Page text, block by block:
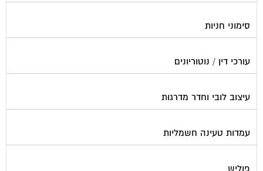
סימוני חניות
עורכי דין / נוטוריונים
עיצוב לובי וחדר מדרגות
עמדות טעינה חשמליות
פוליש